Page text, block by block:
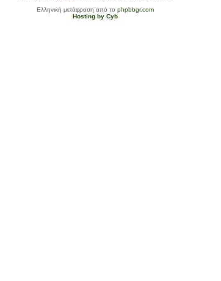
Ελληνική μετάφραση από το phpbbgr.com
Hosting by Cyb